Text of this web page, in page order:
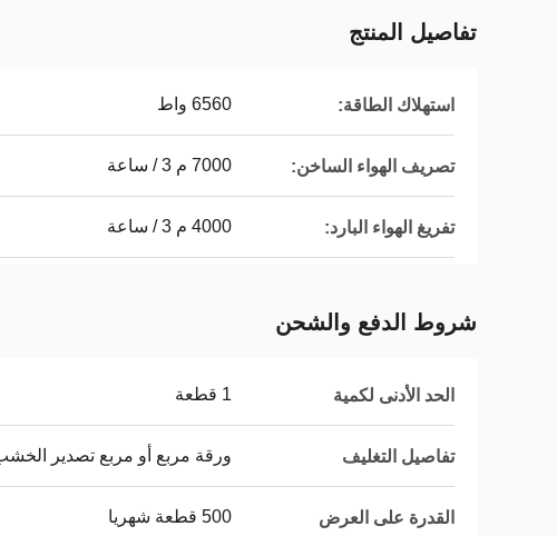
تفاصيل المنتج
استهلاك الطاقة: 6560 واط
تصريف الهواء الساخن: 7000 م 3 / ساعة
تفريغ الهواء البارد: 4000 م 3 / ساعة
شروط الدفع والشحن
الحد الأدنى لكمية 1 قطعة
تفاصيل التغليف ورقة مربع أو مربع تصدير
القدرة على العرض 500 قطعة شهريا